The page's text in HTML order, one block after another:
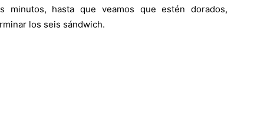
|
minutos, hasta que veamos que estén dorados,
los seis sándwich.